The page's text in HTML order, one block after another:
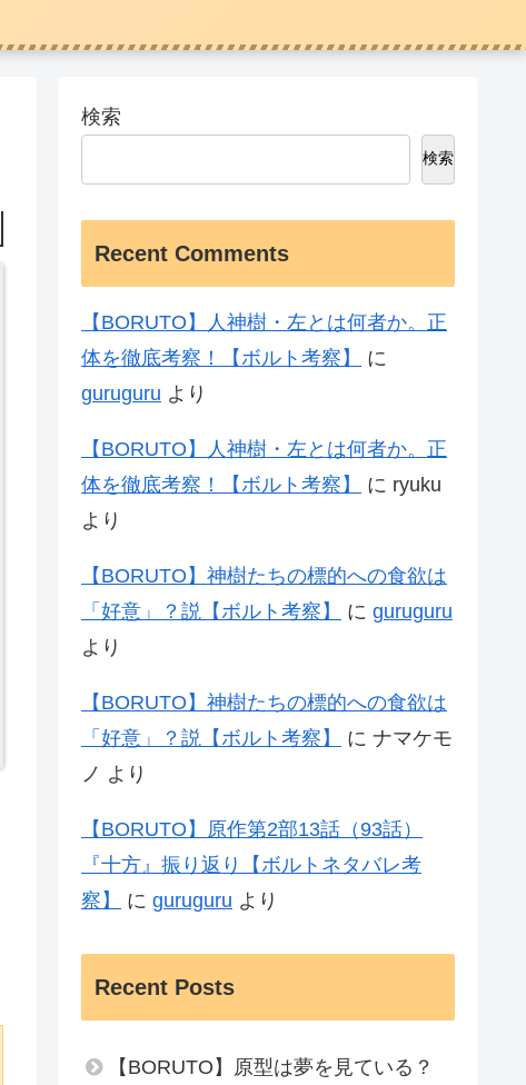
検索
検索
Recent Comments
【BORUTO】人神樹・左とは何者か。正
体を徹底考察！【ボルト考察】
に
guruguru より
【BORUTO】人神樹・左とは何者か。正
体を徹底考察！【ボルト考察】
に ryuku
より
【BORUTO】神樹たちの標的への食欲は
「好意」？説【ボルト考察】
に guruguru
より
【BORUTO】神樹たちの標的への食欲は
「好意」？説【ボルト考察】
に ナマケモ
ノ より
【BORUTO】原作第2部13話（93話）
『十方』振り返り【ボルトネタバレ考
察】
に guruguru より
Recent Posts
【BORUTO】原型は夢を見ている？